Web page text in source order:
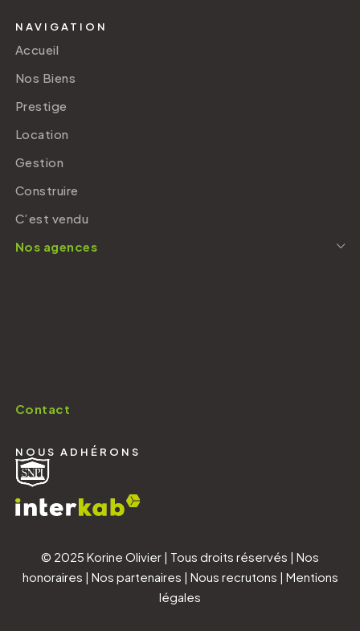
NAVIGATION
Accueil
Nos Biens
Prestige
Location
Gestion
Construire
C’est vendu
Nos agences
Contact
NOUS ADHÉRONS
© 2025 Korine Olivier | Tous droits réservés | Nos
honoraires | Nos partenaires | Nous recrutons | Mentions
légales